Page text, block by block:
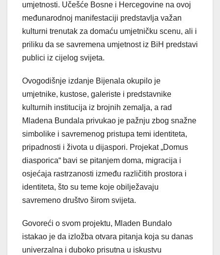
umjetnosti. Učešće Bosne i Hercegovine na ovoj
međunarodnoj manifestaciji predstavlja važan
kulturni trenutak za domaću umjetničku scenu, ali i
priliku da se savremena umjetnost iz BiH predstavi
publici iz cijelog svijeta.
Ovogodišnje izdanje Bijenala okupilo je
umjetnike, kustose, galeriste i predstavnike
kulturnih institucija iz brojnih zemalja, a rad
Mladena Bundala privukao je pažnju zbog snažne
simbolike i savremenog pristupa temi identiteta,
pripadnosti i života u dijaspori. Projekat „Domus
diasporica“ bavi se pitanjem doma, migracija i
osjećaja rastrzanosti između različitih prostora i
identiteta, što su teme koje obilježavaju
savremeno društvo širom svijeta.
Govoreći o svom projektu, Mladen Bundalo
istakao je da izložba otvara pitanja koja su danas
univerzalna i duboko prisutna u iskustvu